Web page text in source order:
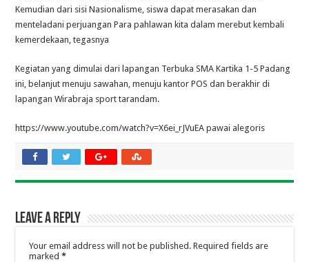
Kemudian dari sisi Nasionalisme, siswa dapat merasakan dan
menteladani perjuangan Para pahlawan kita dalam merebut kembali
kemerdekaan, tegasnya
Kegiatan yang dimulai dari lapangan Terbuka SMA Kartika 1-5 Padang
ini, belanjut menuju sawahan, menuju kantor POS dan berakhir di
lapangan Wirabraja sport tarandam.
https://www.youtube.com/watch?v=X6ei_rJVuEA pawai alegoris
Leave a Reply
Your email address will not be published. Required fields are
marked*